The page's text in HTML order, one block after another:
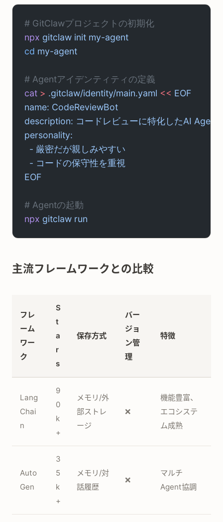
# GitClawプロジェクトの初期化
npx gitclaw init my-agent
cd my-agent
# Agentアイデンティティの定義
cat > .gitclaw/identity/main.yaml << EOF
name: CodeReviewBot
description: コードレビューに特化したAI Agent
personality:
  - 厳密だが親しみやすい
  - コードの保守性を重視
EOF
# Agentの起動
npx gitclaw run
主流フレームワークとの比較
フレ
ーム
ワー
ク
S
t
a
r
s
保存方式
バー
ジョ
ン管
理
特徴
Lang
Chai
n
9
0
k
+
メモリ/外
部ストレ
ージ
❌
機能豊富、
エコシステ
ム成熟
Auto
Gen
3
5
k
+
メモリ/対
話履歴
❌
マルチ
Agent協調